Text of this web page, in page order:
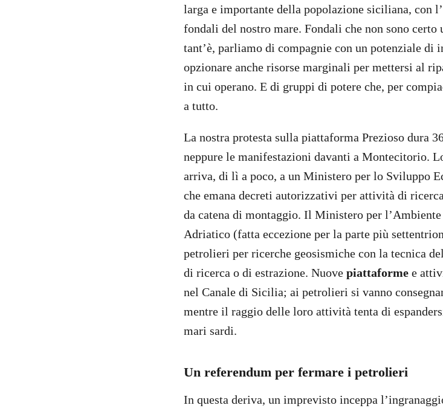
larga e importante della popolazione siciliana, con
fondali del nostro mare. Fondali che non sono certo
tant’è, parliamo di compagnie con un potenziale di
opzionare anche risorse marginali per mettersi al
in cui operano. E di gruppi di potere che, per
a tutto.
La nostra protesta sulla piattaforma Prezioso dura
neppure le manifestazioni davanti a Montecitorio.
arriva, di lì a poco, a un Ministero per lo Sviluppo
che emana decreti autorizzativi per attività di
da catena di montaggio. Il Ministero per
Adriatico (fatta eccezione per la parte più
petrolieri per ricerche geosismiche con la tecnica
di ricerca o di estrazione. Nuove piattaforme e
nel Canale di Sicilia; ai petrolieri si vanno
mentre il raggio delle loro attività tenta di
mari sardi.
Un referendum per fermare i petrolieri
In questa deriva, un imprevisto inceppa